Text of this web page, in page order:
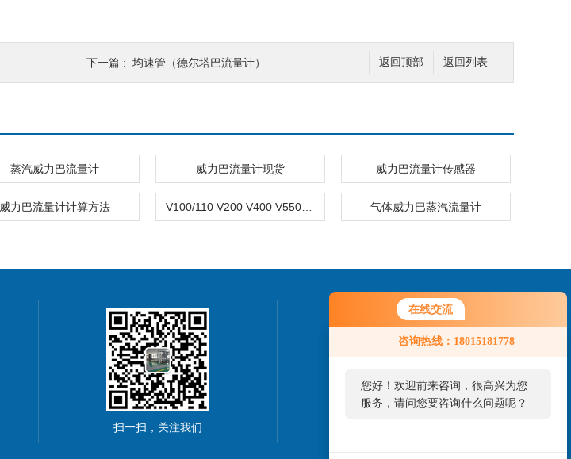
在线交流
咨询热线：18015181778
您好！欢迎前来咨询，很高兴为您
服务，请问您要咨询什么问题呢？
返回列表
返回顶部
下一篇 : 均速管（德尔塔巴流量计）
蒸汽威力巴流量计 威力巴流量计现货 威力巴流量计传感器
威力巴流量计计算方法 气体威力巴蒸汽流量计
扫一扫，关注我们
联系我们
0517-86888918